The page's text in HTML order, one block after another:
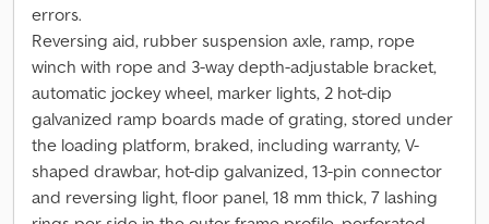
errors.
Reversing aid, rubber suspension axle, ramp, rope
winch with rope and 3-way depth-adjustable bracket,
automatic jockey wheel, marker lights, 2 hot-dip
galvanized ramp boards made of grating, stored under
the loading platform, braked, including warranty, V-
shaped drawbar, hot-dip galvanized, 13-pin connector
and reversing light, floor panel, 18 mm thick, 7 lashing